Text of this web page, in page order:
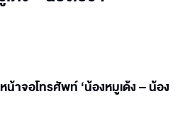
น้าจอโทรศัพท์ ‘น้องหมูเด้ง – น้อง